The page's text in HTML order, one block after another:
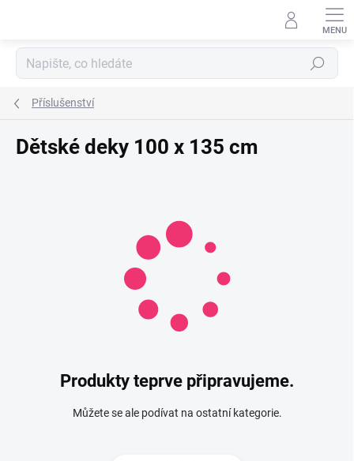
Hledat
Příslušenství
Dětské deky 100 x 135 cm
Produkty teprve připravujeme.
Můžete se ale podívat na ostatní kategorie.